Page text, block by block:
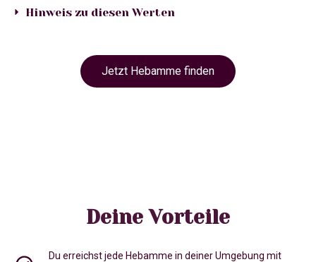
Hinweis zu diesen Werten
Jetzt Hebamme finden
Deine Vorteile
Du erreichst jede Hebamme in deiner Umgebung mit